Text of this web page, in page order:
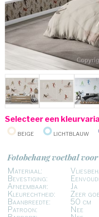
Selecteer een
Beige
Lichtblauw
Fotobehang voetbal
Materiaal:
Bevestiging:
Afneembaar:
Ja
Kleurechtheid:
Zeer
Baanbreedte:
50 cm
Patroon:
Nee